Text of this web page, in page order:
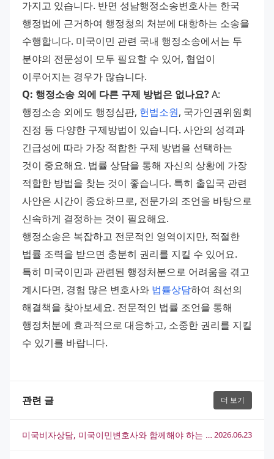
가지고 있습니다. 반면 성남행정소송변호사는 한국
행정법에 근거하여 행정청의 처분에 대항하는 소송을
수행합니다. 미국이민 관련 국내 행정소송에서는 두
분야의 전문성이 모두 필요할 수 있어, 협업이
이루어지는 경우가 많습니다.
Q: 행정소송 외에 다른 구제 방법은 없나요? A:
행정소송 외에도 행정심판, 헌법소원, 국가인권위원회
진정 등 다양한 구제방법이 있습니다. 사안의 성격과
긴급성에 따라 가장 적합한 구제 방법을 선택하는
것이 중요해요. 법률 상담을 통해 자신의 상황에 가장
적합한 방법을 찾는 것이 좋습니다. 특히 출입국 관련
사안은 시간이 중요하므로, 전문가의 조언을 바탕으로
신속하게 결정하는 것이 필요해요.
행정소송은 복잡하고 전문적인 영역이지만, 적절한
법률 조력을 받으면 충분히 권리를 지킬 수 있어요.
특히 미국이민과 관련된 행정처분으로 어려움을 겪고
계시다면, 경험 많은 변호사와 법률상담하여 최선의
해결책을 찾아보세요. 전문적인 법률 조언을 통해
행정처분에 효과적으로 대응하고, 소중한 권리를 지킬
수 있기를 바랍니다.
관련 글 더 보기
미국비자상담, 미국이민변호사와 함께해야 하는 진짜 이유 2026.06.23